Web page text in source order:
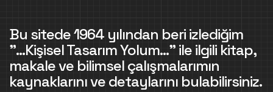
Bu sitede 1964 yılından beri izlediğim
"...Kişisel Tasarım Yolum..." ile ilgili kitap,
makale ve bilimsel çalışmalarımın
kaynaklarını ve detaylarını bulabilirsiniz.